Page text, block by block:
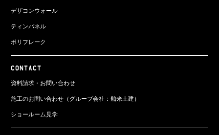
デザコンウォール
ティンパネル
ポリフレーク
CONTACT
資料請求・お問い合わせ
施工のお問い合わせ（グループ会社：舶来土建）
ショールーム見学